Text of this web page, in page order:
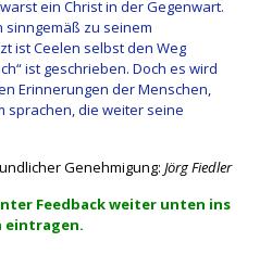
ein Christ in der Gegenwart.
sinngemäß zu seinem
ist Ceelen selbst den Weg
ist geschrieben. Doch es wird
Erinnerungen der Menschen,
sprachen, die weiter seine
Genehmigung:Jörg Fiedler
Feedback weiter unten ins
eintragen.